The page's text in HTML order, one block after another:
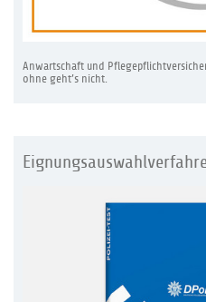
Anwartschaft und
ohne geht’s nicht.